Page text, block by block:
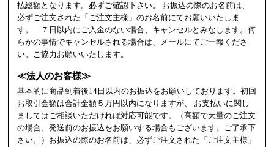
払総額となります。必ずご確認下さい。 お振込の際のお名前は、
必ずご注文された「ご注文主様」のお名前にてお願いいたしま
す。 ７日以内にご入金のない場合、キャンセルとみなします。何
らかの事情でキャンセルされる場合は、メールにてご一報くださ
い。ご協力お願いいたします。
≪法人のお客様≫
基本的に商品到着後14日以内のお振込をお願いしております。初回
お取引金額は合計金額５万円以内になりますが、 お支払いに関し
ましてはご相談いただければ対応可能です。（高額で大量のご注文
の場合、発送前のお振込をお願いする場合もございます。ご了承下
さい。）お振込の際のお名前は、必ずご注文された「ご注文主様」